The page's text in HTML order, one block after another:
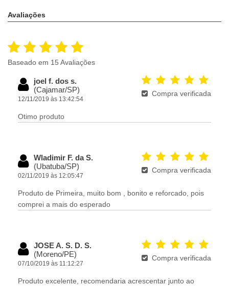
Avaliações
Baseado em 15 Avaliações
joel f. dos s.
(Cajamar/SP)
12/11/2019 às 13:42:54
Compra verificada
Otimo produto
Wladimir F. da S.
(Ubatuba/SP)
02/11/2019 às 12:05:47
Compra verificada
Produto de Primeira, muito bom , bonito e reforcado, pois
comprei a mais do esperado
JOSE A. S. D. S.
(Moreno/PE)
07/10/2019 às 11:12:27
Compra verificada
Produto excelente, recomendaria acrescentar junto ao